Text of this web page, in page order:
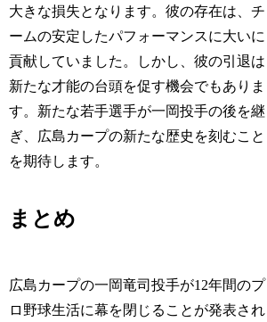
大きな損失となります。彼の存在は、チ
ームの安定したパフォーマンスに大いに
貢献していました。しかし、彼の引退は
新たな才能の台頭を促す機会でもありま
す。新たな若手選手が一岡投手の後を継
ぎ、広島カープの新たな歴史を刻むこと
を期待します。
まとめ
広島カープの一岡竜司投手が12年間のプ
ロ野球生活に幕を閉じることが発表され